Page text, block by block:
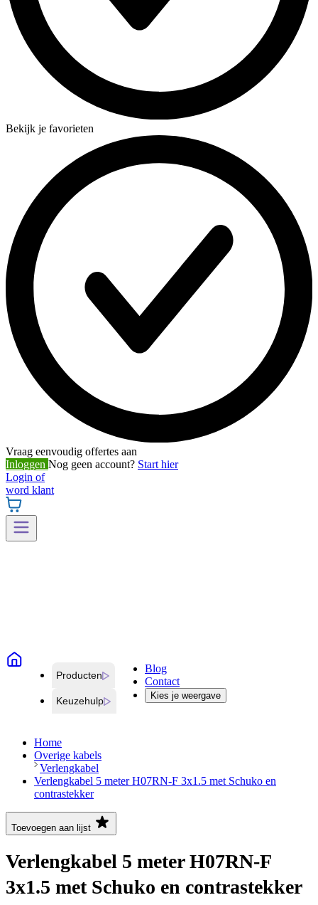
Bekijk je favorieten
Vraag eenvoudig offertes aan
Inloggen Nog geen account? Start hier
Login of
word klant
Producten
Keuzehulp
Blog
Contact
Kies je weergave
Home
Overige kabels
Verlengkabel
Verlengkabel 5 meter H07RN-F 3x1.5 met Schuko en
contrastekker
Toevoegen aan lijst
Verlengkabel 5 meter H07RN-F
3x1.5 met Schuko en contrastekker